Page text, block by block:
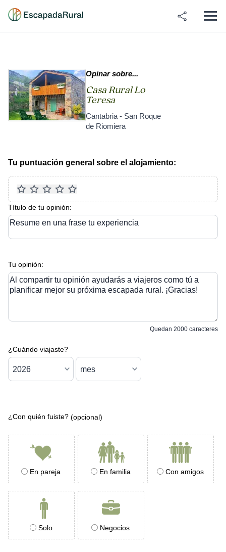
Opinar sobre...
Casa Rural Lo
Teresa
Cantabria - San Roque
de Riomiera
Tu puntuación general sobre el alojamiento:
Título de tu opinión:
Resume en una frase tu experiencia
Tu opinión:
Al compartir tu opinión ayudarás a viajeros como tú a
planificar mejor su próxima escapada rural. ¡Gracias!
Quedan 2000 caracteres
¿Cuándo viajaste?
¿Con quién fuiste? (opcional)
En pareja En familia Con amigos
Solo Negocios